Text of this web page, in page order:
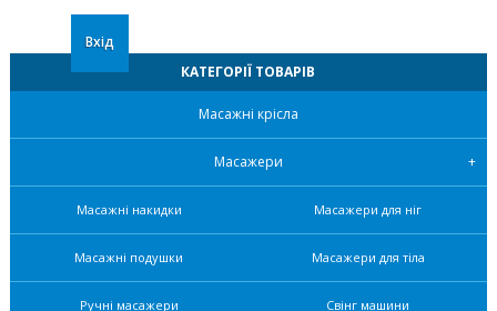
Вхід
КАТЕГОРІЇ ТОВАРІВ
Масажні крісла
Масажери
Масажні накидки Масажери для ніг
Масажні подушки Масажери для тіла
Ручні масажери Свінг машини